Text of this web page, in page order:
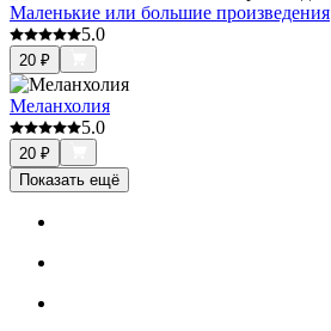
Маленькие или большие произведения
5.0
20 ₽
Меланхолия
5.0
20 ₽
Показать ещё